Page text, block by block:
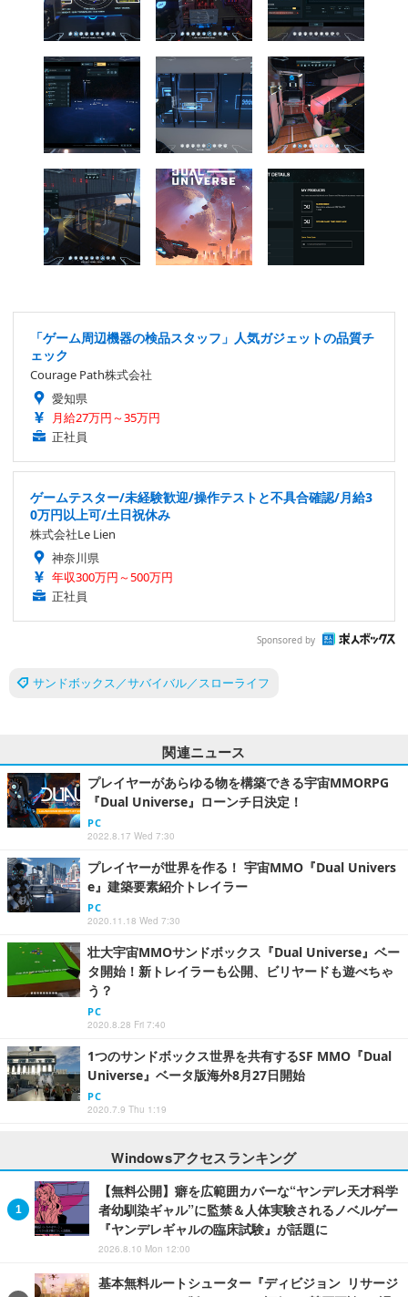
「ゲーム周辺機器の検品スタッフ」人気ガジェットの品質チ
ェック
Courage Path株式会社
愛知県
月給27万円～35万円
正社員
ゲームテスター/未経験歓迎/操作テストと不具合確認/月給3
0万円以上可/土日祝休み
株式会社Le Lien
神奈川県
年収300万円～500万円
正社員
Sponsored by
サンドボックス／サバイバル／スローライフ
関連ニュース
プレイヤーがあらゆる物を構築できる宇宙MMORPG
『Dual Universe』ローンチ日決定！
PC
2022.8.17 Wed 7:30
プレイヤーが世界を作る！ 宇宙MMO『Dual Univers
e』建築要素紹介トレイラー
PC
2020.11.18 Wed 7:30
壮大宇宙MMOサンドボックス『Dual Universe』ベー
タ開始！新トレイラーも公開、ビリヤードも遊べちゃ
う？
PC
2020.8.28 Fri 7:40
1つのサンドボックス世界を共有するSF MMO『Dual
Universe』ベータ版海外8月27日開始
PC
2020.7.9 Thu 1:19
Windowsアクセスランキング
【無料公開】癖を広範囲カバーな“ヤンデレ天才科学
者幼馴染ギャル”に監禁＆人体実験されるノベルゲー
『ヤンデレギャルの臨床試験』が話題に
2026.8.10 Mon 12:00
基本無料ルートシューター『ディビジョン リサージ